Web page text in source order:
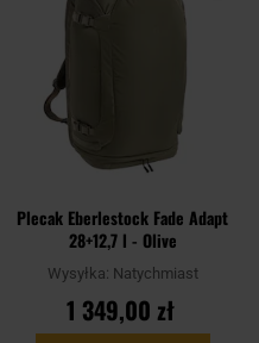
Plecak Eberlestock Fade Adapt
28+12,7 l - Olive
Wysyłka: Natychmiast
1 349,00 zł